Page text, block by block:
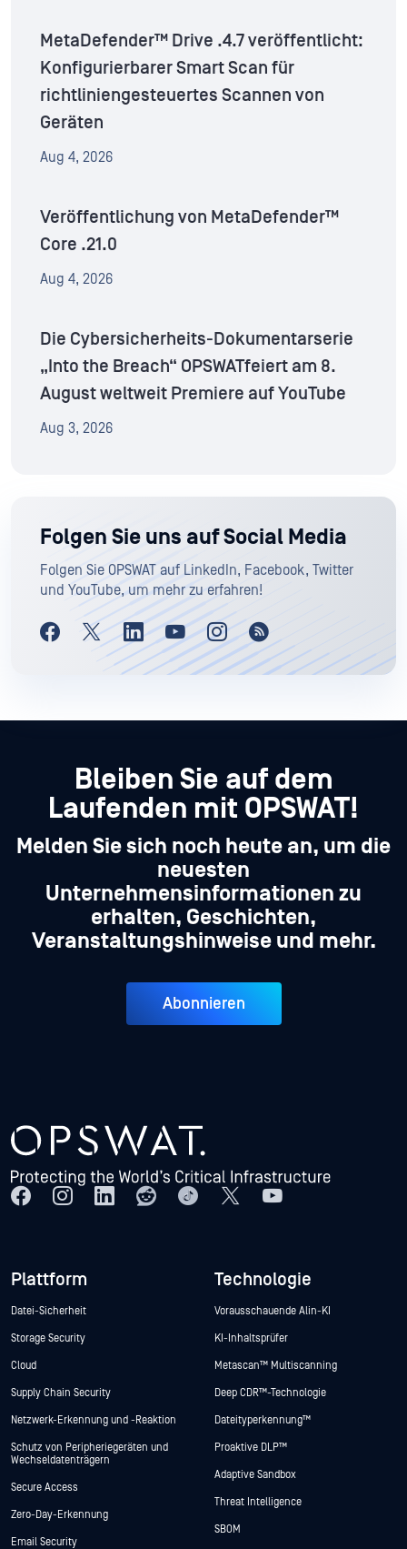
MetaDefender™ Drive .4.7 veröffentlicht:
Konfigurierbarer Smart Scan für
richtliniengesteuertes Scannen von
Geräten
Aug 4, 2026
Veröffentlichung von MetaDefender™
Core .21.0
Aug 4, 2026
Die Cybersicherheits-Dokumentarserie
„Into the Breach“ OPSWATfeiert am 8.
August weltweit Premiere auf YouTube
Aug 3, 2026
Folgen Sie uns auf Social Media
Folgen Sie OPSWAT auf LinkedIn, Facebook, Twitter
und YouTube, um mehr zu erfahren!
Bleiben Sie auf dem
Laufenden mit OPSWAT!
Melden Sie sich noch heute an, um die
neuesten
Unternehmensinformationen zu
erhalten, Geschichten,
Veranstaltungshinweise und mehr.
Abonnieren
Plattform
Datei-Sicherheit
Storage Security
Cloud
Supply Chain Security
Netzwerk-Erkennung und -Reaktion
Schutz von Peripheriegeräten und
Wechseldatenträgern
Secure Access
Zero-Day-Erkennung
Email Security
Technologie
Vorausschauende Alin-KI
KI-Inhaltsprüfer
Metascan™ Multiscanning
Deep CDR™-Technologie
Dateityperkennung™
Proaktive DLP™
Adaptive Sandbox
Threat Intelligence
SBOM